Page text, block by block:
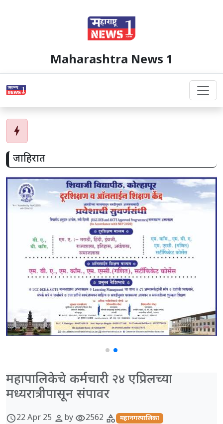
Maharashtra News 1
bolt
जाहिरात
महापालिकेचे कर्मचारी २४ एप्रिलच्या
मध्यरात्रीपासून संपावर
schedule22 Apr 25 personby visibility2562 category महानगरपालिका